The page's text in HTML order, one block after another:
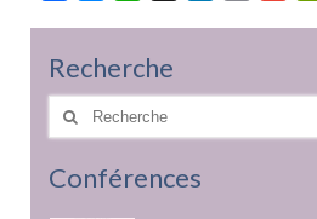
Recherche
Rechercher
Conférences